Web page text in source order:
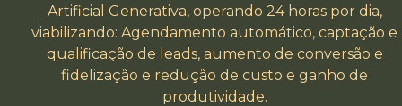
Artificial Generativa, operando 24 horas por dia,
viabilizando: Agendamento automático, captação e
qualificação de leads, aumento de conversão e
fidelização e redução de custo e ganho de
produtividade.